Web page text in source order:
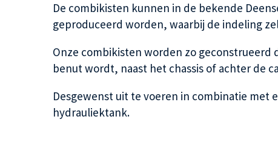
De combikisten kunnen in de bekende
geproduceerd worden, waarbij de indeling
Onze combikisten worden zo
benut wordt, naast het chassis of achter de
Desgewenst uit te voeren in combinatie met
hydrauliektank.